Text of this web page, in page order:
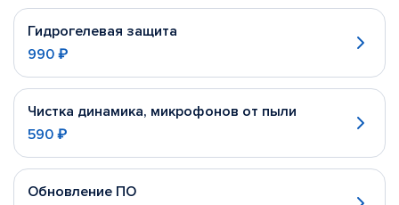
Гидрогелевая защита
990 ₽
Чистка динамика, микрофонов от пыли
590 ₽
Обновление ПО